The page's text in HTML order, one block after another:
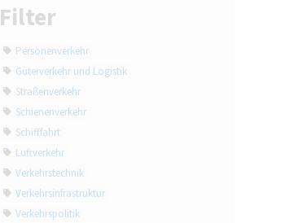
Filter
Personenverkehr
Güterverkehr und Logistik
Straßenverkehr
Schienenverkehr
Schifffahrt
Luftverkehr
Verkehrstechnik
Verkehrsinfrastruktur
Verkehrspolitik